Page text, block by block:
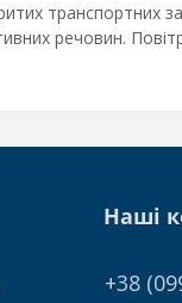
транспортних
речовин.
Наші
+38